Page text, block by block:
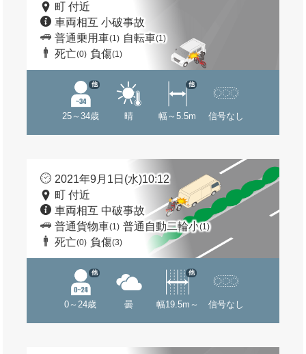
町 付近
車両相互 小破事故
普通乗用車(1) 自転車(1)
死亡(0) 負傷(1)
25～34歳
他
晴 幅～5.5m
他
信号なし
2021年9月1日(水)10:12
町 付近
車両相互 中破事故
普通貨物車(1) 普通自動二輪小(1)
死亡(0) 負傷(3)
0～24歳
他
曇 幅19.5m～
他
信号なし